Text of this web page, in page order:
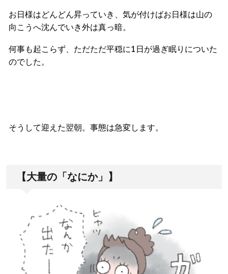
お日様はどんどん昇っていき、気が付けばお日様は山の
向こうへ沈んでいき外は真っ暗。
何事も起こらず、ただただ平穏に1日が過ぎ眠りについた
のでした。
そうして迎えた翌朝。事態は急変します。
【大量の「なにか」】